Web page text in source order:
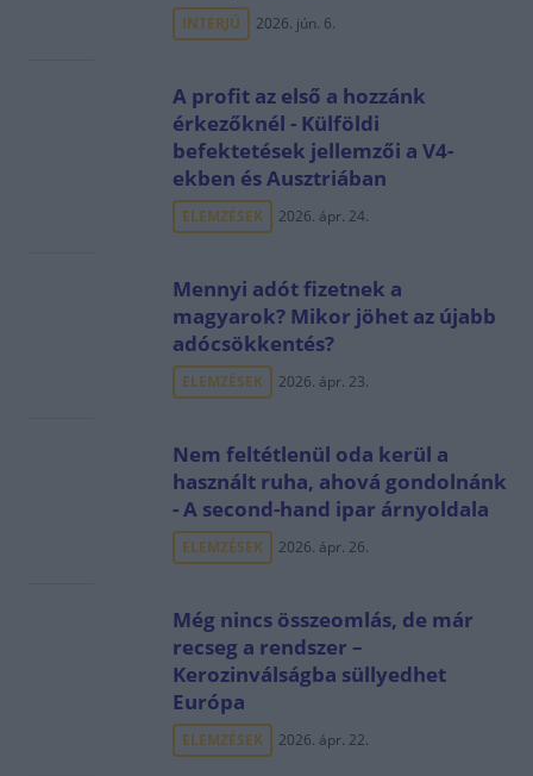
INTERJÚ 2026. jún. 6.
A profit az első a hozzánk
érkezőknél - Külföldi
befektetések jellemzői a V4-
ekben és Ausztriában
ELEMZÉSEK 2026. ápr. 24.
Mennyi adót fizetnek a
magyarok? Mikor jöhet az újabb
adócsökkentés?
ELEMZÉSEK 2026. ápr. 23.
Nem feltétlenül oda kerül a
használt ruha, ahová gondolnánk
- A second-hand ipar árnyoldala
ELEMZÉSEK 2026. ápr. 26.
Még nincs összeomlás, de már
recseg a rendszer –
Kerozinválságba süllyedhet
Európa
ELEMZÉSEK 2026. ápr. 22.